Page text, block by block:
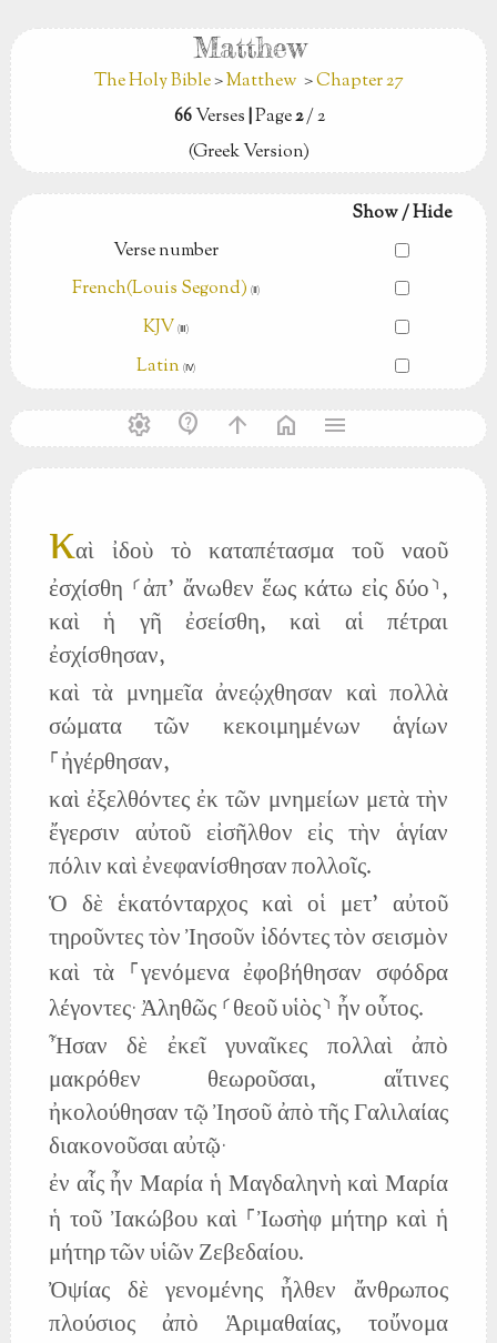
Matthew
The Holy Bible>Matthew >Chapter 27
66Verses|Page2/ 2
(Greek Version)
Show / Hide
Verse number
French(Louis Segond) (Ⅱ)
KJV (Ⅲ)
Latin (Ⅳ)
settings contact_support arrow_upward home menu
καὶ ἰδοὺ τὸ καταπέτασμα τοῦ ναοῦ
ἐσχίσθη ⸂ἀπ’ ἄνωθεν ἕως κάτω εἰς δύο⸃,
καὶ ἡ γῆ ἐσείσθη, καὶ αἱ πέτραι
ἐσχίσθησαν,
καὶ τὰ μνημεῖα ἀνεῴχθησαν καὶ πολλὰ
σώματα τῶν κεκοιμημένων ἁγίων
⸀ἠγέρθησαν,
καὶ ἐξελθόντες ἐκ τῶν μνημείων μετὰ τὴν
ἔγερσιν αὐτοῦ εἰσῆλθον εἰς τὴν ἁγίαν
πόλιν καὶ ἐνεφανίσθησαν πολλοῖς.
Ὁ δὲ ἑκατόνταρχος καὶ οἱ μετ’ αὐτοῦ
τηροῦντες τὸν Ἰησοῦν ἰδόντες τὸν σεισμὸν
καὶ τὰ ⸀γενόμενα ἐφοβήθησαν σφόδρα
λέγοντες· Ἀληθῶς ⸂θεοῦ υἱὸς⸃ ἦν οὗτος.
Ἦσαν δὲ ἐκεῖ γυναῖκες πολλαὶ ἀπὸ
μακρόθεν θεωροῦσαι, αἵτινες
ἠκολούθησαν τῷ Ἰησοῦ ἀπὸ τῆς Γαλιλαίας
διακονοῦσαι αὐτῷ·
ἐν αἷς ἦν Μαρία ἡ Μαγδαληνὴ καὶ Μαρία
ἡ τοῦ Ἰακώβου καὶ ⸀Ἰωσὴφ μήτηρ καὶ ἡ
μήτηρ τῶν υἱῶν Ζεβεδαίου.
Ὀψίας δὲ γενομένης ἦλθεν ἄνθρωπος
πλούσιος ἀπὸ Ἁριμαθαίας, τοὔνομα